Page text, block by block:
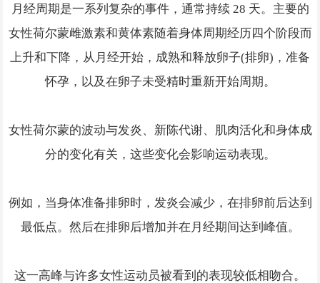
月经周期是一系列复杂的事件，通常持续 28 天。主要的
女性荷尔蒙雌激素和黄体素随着身体周期经历四个阶段而
上升和下降，从月经开始，成熟和释放卵子(排卵)，准备
怀孕，以及在卵子未受精时重新开始周期。
女性荷尔蒙的波动与发炎、新陈代谢、肌肉活化和身体成
分的变化有关，这些变化会影响运动表现。
例如，当身体准备排卵时，发炎会减少，在排卵前后达到
最低点。然后在排卵后增加并在月经期间达到峰值。
这一高峰与许多女性运动员被看到的表现较低相吻合。